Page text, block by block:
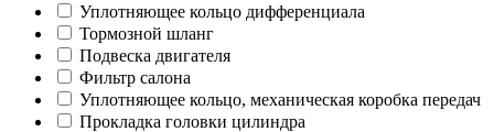
Уплотняющее кольцо дифференциала
Тормозной шланг
Подвеска двигателя
Фильтр салона
Уплотняющее кольцо, механическая коробка передач
Прокладка головки цилиндра